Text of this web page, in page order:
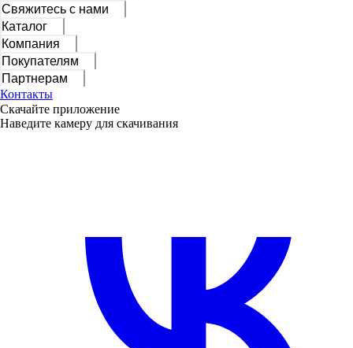
Свяжитесь с нами
Каталог
Компания
Покупателям
Партнерам
Контакты
Скачайте приложение
Наведите камеру для скачивания